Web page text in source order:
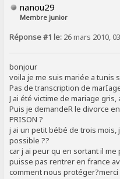
nanou29
Membre junior
Réponse #1 le: 26 mars 2010,
bonjour
voila je me suis mariée a tunis
Pas de transcription de
J ai été victime de mariage
Puis je demandeR le divorce en
PRISON ?
j ai un petit bébé de trois
possible ??
car j ai peur qu en sortant il
puisse pas rentrer en france
comment nous protéger?merci